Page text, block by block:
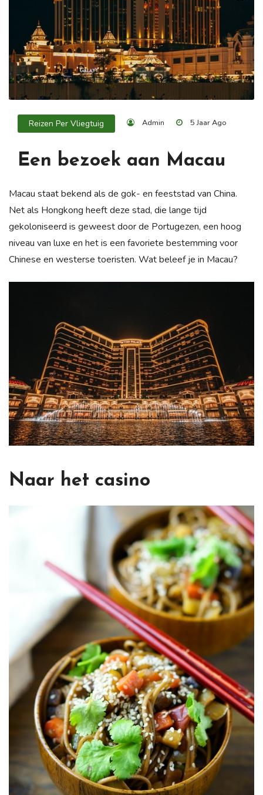
Reizen Per Vliegtuig Admin 5 Jaar Ago
Een bezoek aan Macau
Macau staat bekend als de gok- en feeststad van China.
Net als Hongkong heeft deze stad, die lange tijd
gekoloniseerd is geweest door de Portugezen, een hoog
niveau van luxe en het is een favoriete bestemming voor
Chinese en westerse toeristen. Wat beleef je in Macau?
Naar het casino